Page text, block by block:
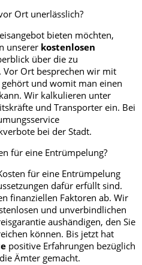
Ort unerlässlich?
bieten möchten,
unserer kostenlosen
über die zu
Vor Ort besprechen wir mit
und womit man einen
Wir kalkulieren unter
und Transporter ein. Bei
bei der Stadt.
für eine Entrümpelung?
für eine Entrümpelung
dafür erfüllt sind.
finanziellen Faktoren ab. Wir
und unverbindlichen
aushändigen, den Sie
können. Bis jetzt hat
positive Erfahrungen bezüglich
Ämter gemacht.